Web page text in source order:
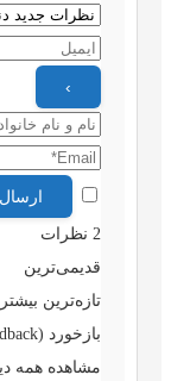
2 نظرات
قدیمی‌ترین
تازه‌ترین
بازخورد (Feedback) های اینلاین
مشاهده همه